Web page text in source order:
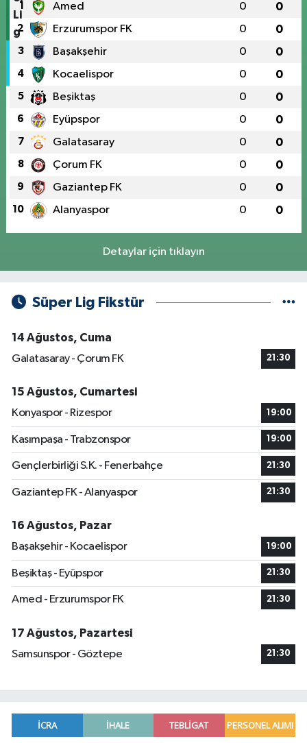
1 Amed 0 0
2 Erzurumspor FK 0 0
3 Başakşehir 0 0
4 Kocaelispor 0 0
5 Beşiktaş 0 0
6 Eyüpspor 0 0
7 Galatasaray 0 0
8 Çorum FK 0 0
9 Gaziantep FK 0 0
10 Alanyaspor 0 0
Detaylar için tıklayın
Süper Lig Fikstür
14 Ağustos, Cuma
Galatasaray - Çorum FK
21:30
15 Ağustos, Cumartesi
Konyaspor - Rizespor
19:00
Kasımpaşa - Trabzonspor 19:00
Gençlerbirliği S.K. - Fenerbahçe 21:30
Gaziantep FK - Alanyaspor 21:30
16 Ağustos, Pazar
Başakşehir - Kocaelispor
19:00
Beşiktaş - Eyüpspor 21:30
Amed - Erzurumspor FK 21:30
17 Ağustos, Pazartesi
Samsunspor - Göztepe
21:30